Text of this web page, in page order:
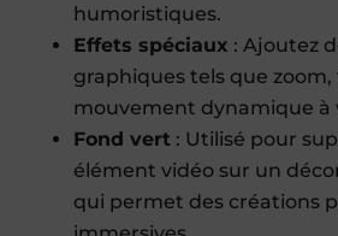
humoristiques.
Effets spéciaux : Ajoutez
graphiques tels que zoom,
mouvement dynamique à
Fond vert: Utilisé pour
élément vidéo sur un
qui permet des créations